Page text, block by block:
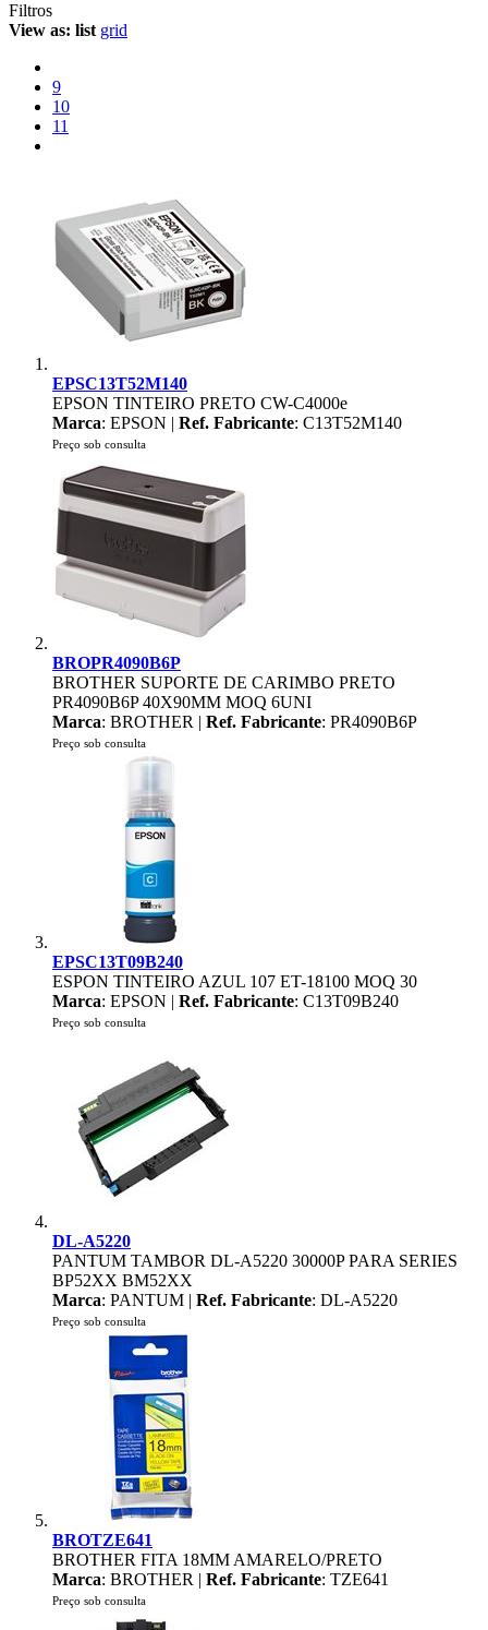
Filtros
View as: list grid
9
10
11
EPSC13T52M140
EPSON TINTEIRO PRETO CW-C4000e
Marca: EPSON | Ref. Fabricante: C13T52M140
Preço sob consulta
BROPR4090B6P
BROTHER SUPORTE DE CARIMBO PRETO
PR4090B6P 40X90MM MOQ 6UNI
Marca: BROTHER | Ref. Fabricante: PR4090B6P
Preço sob consulta
EPSC13T09B240
ESPON TINTEIRO AZUL 107 ET-18100 MOQ 30
Marca: EPSON | Ref. Fabricante: C13T09B240
Preço sob consulta
DL-A5220
PANTUM TAMBOR DL-A5220 30000P PARA SERIES
BP52XX BM52XX
Marca: PANTUM | Ref. Fabricante: DL-A5220
Preço sob consulta
BROTZE641
BROTHER FITA 18MM AMARELO/PRETO
Marca: BROTHER | Ref. Fabricante: TZE641
Preço sob consulta